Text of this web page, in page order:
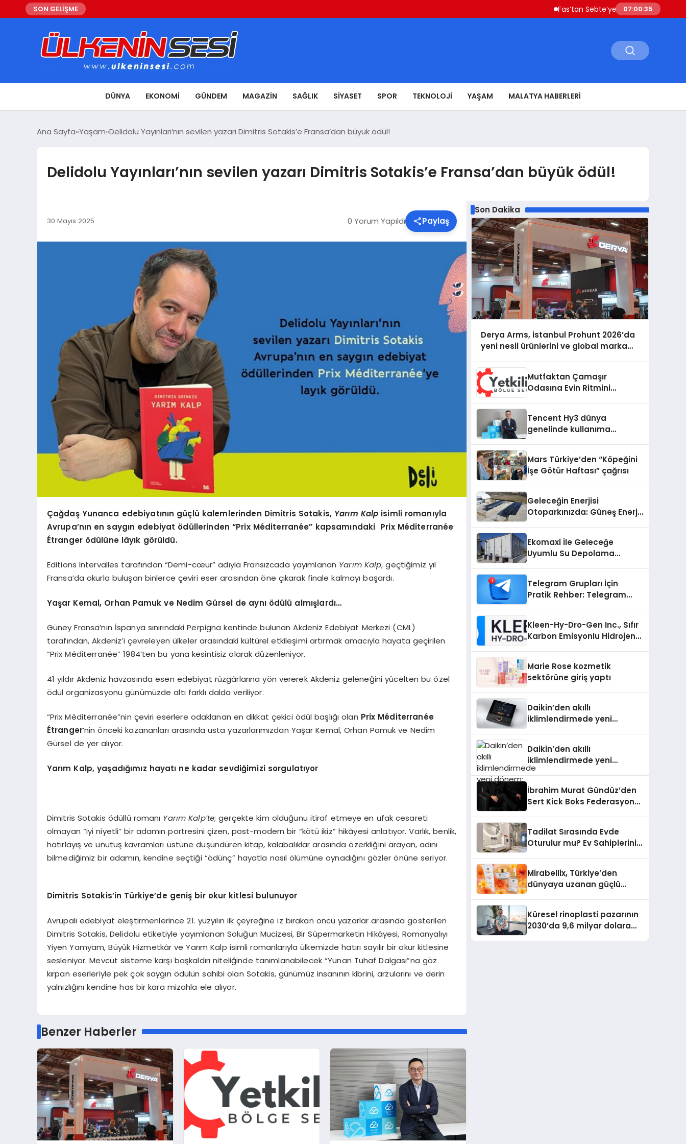
SON GELİŞME Fas’tan Sebte’ye Geçen Göçmenler
07:00:36
DÜNYA EKONOMI GÜNDEM MAGAZIN SAĞLIK SIYASET SPOR TEKNOLOJI YAŞAM MALATYA HABERLERI
Ana Sayfa Yaşam Delidolu Yayınları’nın sevilen yazarı Dimitris Sotakis’e Fransa’dan büyük ödül!
Delidolu Yayınları’nın sevilen yazarı Dimitris Sotakis’e Fransa’dan büyük ödül!
30 Mayıs 2025 0 Yorum Yapıldı Paylaş
Çağdaş Yunanca edebiyatının güçlü kalemlerinden Dimitris Sotakis, Yarım Kalp isimli romanıyla
Avrupa’nın en saygın edebiyat ödüllerinden “Prix Méditerranée” kapsamındaki Prix Méditerranée
Étranger ödülüne lâyık görüldü.
Editions Intervalles tarafından “Demi-cœur” adıyla Fransızcada yayımlanan Yarım Kalp, geçtiğimiz yıl
Fransa’da okurla buluşan binlerce çeviri eser arasından öne çıkarak finale kalmayı başardı.
Yaşar Kemal, Orhan Pamuk ve Nedim Gürsel de aynı ödülü almışlardı…
Güney Fransa’nın İspanya sınırındaki Perpigna kentinde bulunan Akdeniz Edebiyat Merkezi (CML)
tarafından, Akdeniz’i çevreleyen ülkeler arasındaki kültürel etkileşimi artırmak amacıyla hayata geçirilen
“Prix Méditerranée” 1984’ten bu yana kesintisiz olarak düzenleniyor.
41 yıldır Akdeniz havzasında esen edebiyat rüzgârlarına yön vererek Akdeniz geleneğini yücelten bu özel
ödül organizasyonu günümüzde altı farklı dalda veriliyor.
“Prix Méditerranée”nin çeviri eserlere odaklanan en dikkat çekici ödül başlığı olan Prix Méditerranée
Étranger’nin önceki kazananları arasında usta yazarlarımızdan Yaşar Kemal, Orhan Pamuk ve Nedim
Gürsel de yer alıyor.
Yarım Kalp, yaşadığımız hayatı ne kadar sevdiğimizi sorgulatıyor
Dimitris Sotakis ödüllü romanı Yarım Kalp’te; gerçekte kim olduğunu itiraf etmeye en ufak cesareti
olmayan “iyi niyetli” bir adamın portresini çizen, post-modern bir “kötü ikiz” hikâyesi anlatıyor. Varlık, benlik,
hatırlayış ve unutuş kavramları üstüne düşündüren kitap, kalabalıklar arasında özerkliğini arayan, adını
bilmediğimiz bir adamın, kendine seçtiği “ödünç” hayatla nasıl ölümüne oynadığını gözler önüne seriyor.
Dimitris Sotakis’in Türkiye’de geniş bir okur kitlesi bulunuyor
Avrupalı edebiyat eleştirmenlerince 21. yüzyılın ilk çeyreğine iz bırakan öncü yazarlar arasında gösterilen
Dimitris Sotakis, Delidolu etiketiyle yayımlanan Soluğun Mucizesi, Bir Süpermarketin Hikâyesi, Romanyalıyı
Yiyen Yamyam, Büyük Hizmetkâr ve Yarım Kalp isimli romanlarıyla ülkemizde hatırı sayılır bir okur kitlesine
sesleniyor. Mevcut sisteme karşı başkaldırı niteliğinde tanımlanabilecek “Yunan Tuhaf Dalgası”na göz
kırpan eserleriyle pek çok saygın ödülün sahibi olan Sotakis, günümüz insanının kibrini, arzularını ve derin
yalnızlığını kendine has bir kara mizahla ele alıyor.
Benzer Haberler
Son Dakika
Derya Arms, İstanbul Prohunt 2026’da
yeni nesil ürünlerini ve global marka
Mutfaktan Çamaşır
Odasına Evin Ritmini
Destek Deneyimi
Tencent Hy3 dünya
genelinde kullanıma
Mars Türkiye’den “Köpeğini
İşe Götür Haftası” çağrısı
Geleceğin Enerjisi
Otoparkınızda: Güneş Enerjili
Ekomaxi İle Geleceğe
Uyumlu Su Depolama
Telegram Grupları İçin
Pratik Rehber: Telegram
Kleen-Hy-Dro-Gen Inc., Sıfır
Karbon Emisyonlu Hidrojen
Aldı
Marie Rose kozmetik
sektörüne giriş yaptı
Daikin’den akıllı
iklimlendirmede yeni
Daikin’den akıllı
iklimlendirmede yeni
dönem: Madoka Plus
İbrahim Murat Gündüz’den
Sert Kick Boks Federasyonu
Tadilat Sırasında Evde
Oturulur mu? Ev Sahiplerinin
Mirabellix, Türkiye’den
dünyaya uzanan güçlü
Küresel rinoplasti pazarının
2030’da 9,6 milyar dolara